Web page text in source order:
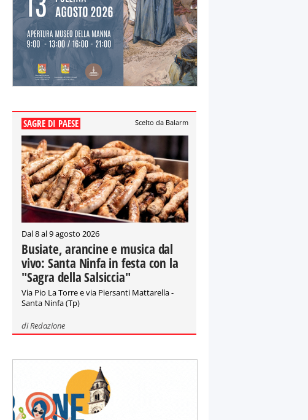
SAGRE DI PAESE Scelto da Balarm
Dal 8 al 9 agosto 2026
Busiate, arancine e musica dal
vivo: Santa Ninfa in festa con la
"Sagra della Salsiccia"
Via Pio La Torre e via Piersanti Mattarella -
Santa Ninfa (Tp)
diRedazione